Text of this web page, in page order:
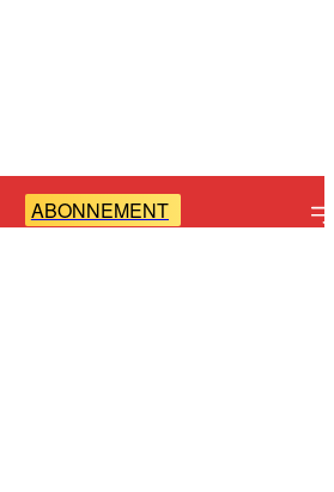
ABONNEMENT